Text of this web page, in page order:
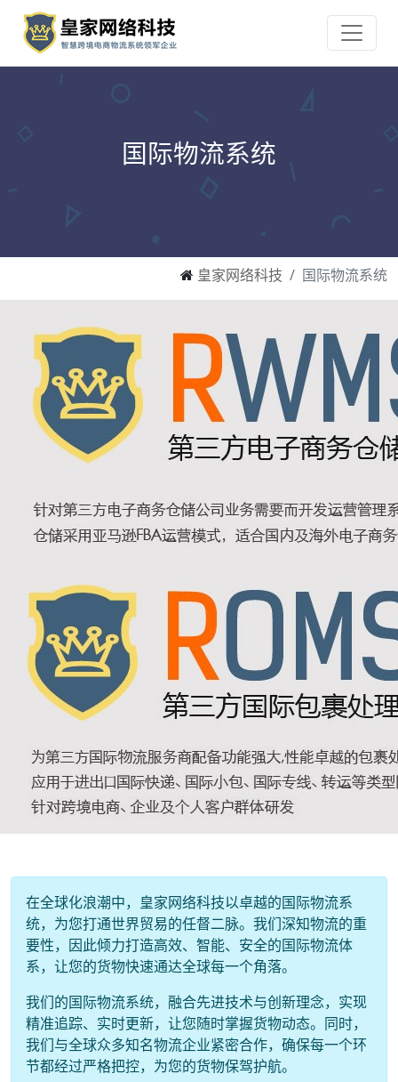
国际物流系统
皇家网络科技 国际物流系统
在全球化浪潮中，皇家网络科技以卓越的国际物流系
统，为您打通世界贸易的任督二脉。我们深知物流的重
要性，因此倾力打造高效、智能、安全的国际物流体
系，让您的货物快速通达全球每一个角落。
我们的国际物流系统，融合先进技术与创新理念，实现
精准追踪、实时更新，让您随时掌握货物动态。同时，
我们与全球众多知名物流企业紧密合作，确保每一个环
节都经过严格把控，为您的货物保驾护航。